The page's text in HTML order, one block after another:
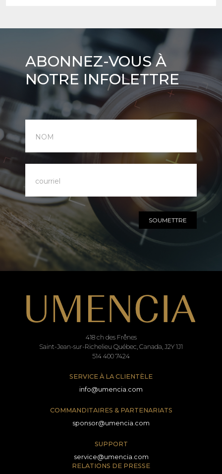
Abonnez-
vous
à
notre
infolettre
ABONNEZ-VOUS À
NOTRE INFOLETTRE
SOUMETTRE
418 ch des Frênes
Saint-Jean-sur-Richelieu Québec, Canada, J2Y 1J1
514 400 7424
SERVICE À LA CLIENTÈLE
info@umencia.com
COMMANDITAIRES & PARTENARIATS
sponsor@umencia.com
SUPPORT
service@umencia.com
RELATIONS DE PRESSE